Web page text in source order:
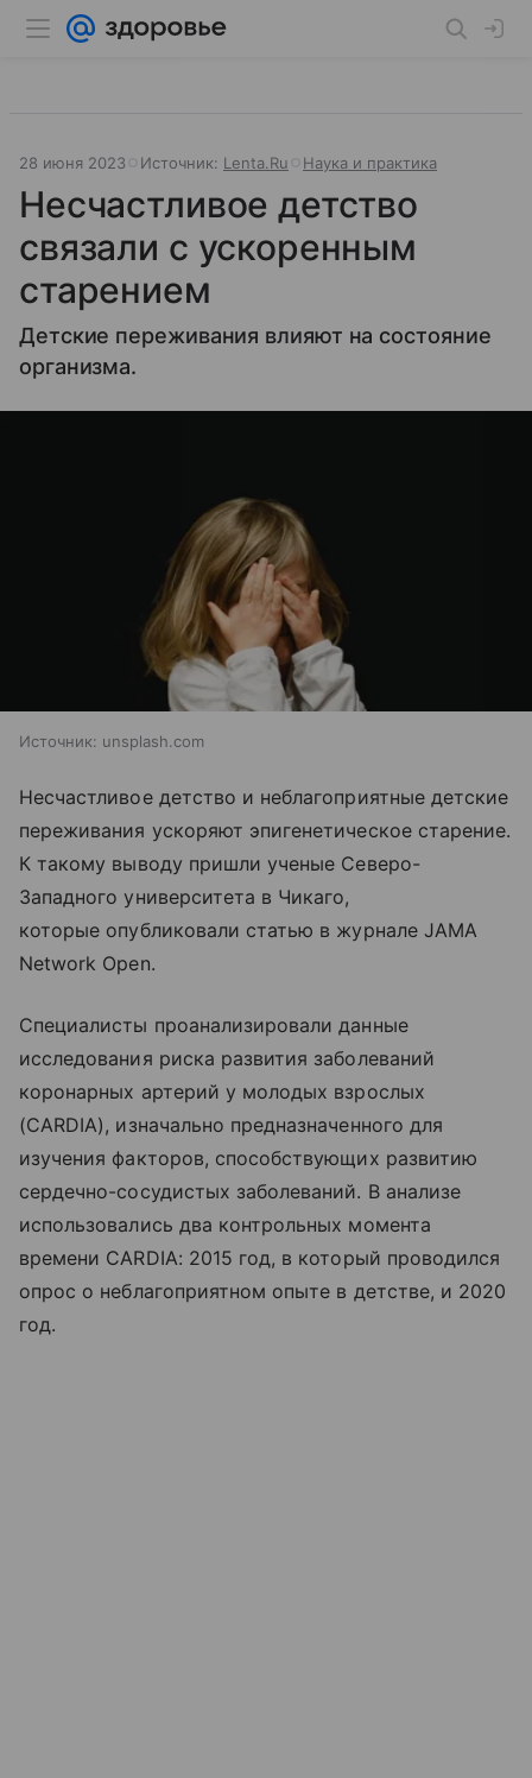
28 июня 2023 Источник: Lenta.Ru Наука и практика
Несчастливое детство
связали с ускоренным
старением
Детские переживания влияют на состояние
организма.
Источник: unsplash.com
Несчастливое детство и неблагоприятные детские
переживания ускоряют эпигенетическое старение.
К такому выводу пришли ученые Северо-
Западного университета в Чикаго,
которые опубликовали статью в журнале JAMA
Network Open.
Специалисты проанализировали данные
исследования риска развития заболеваний
коронарных артерий у молодых взрослых
(CARDIA), изначально предназначенного для
изучения факторов, способствующих развитию
сердечно-сосудистых заболеваний. В анализе
использовались два контрольных момента
времени CARDIA: 2015 год, в который проводился
опрос о неблагоприятном опыте в детстве, и 2020
год.